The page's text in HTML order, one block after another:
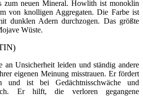
zum neuen Mineral. Howlith ist monoklin
von knolligen Ag­gregaten. Die Farbe ist
dunklen Adern durchzogen. Das größte
Wüste.
an Unsicherheit leiden und ständig andere
eigenen Meinung misstrauen. Er fördert
und ist bei Gedächtnisschwäche und
Er hilft, die verloren gegangene